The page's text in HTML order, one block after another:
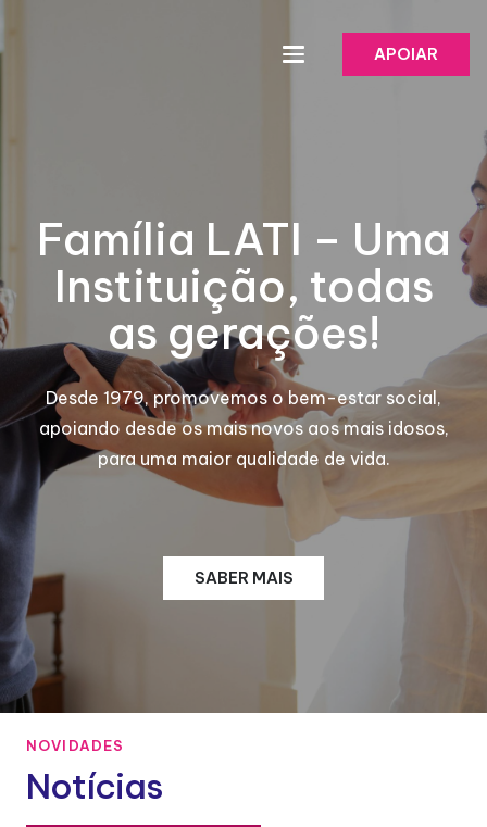
APOIAR
Família LATI – Uma
Instituição, todas
as gerações!
Desde 1979, promovemos o bem-estar social,
apoiando desde os mais novos aos mais idosos,
para uma maior qualidade de vida.
SABER MAIS
NOVIDADES
Notícias